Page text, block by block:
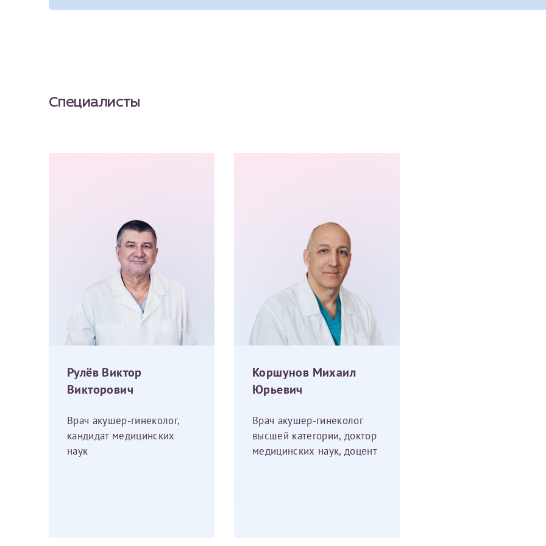
Специалисты
Рулёв Виктор
Викторович
Врач акушер-гинеколог,
кандидат медицинских
наук
Коршунов Михаил
Юрьевич
Врач акушер-гинеколог
высшей категории, доктор
медицинских наук, доцент